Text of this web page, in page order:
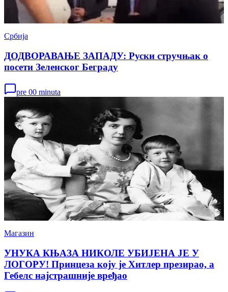
Србија
ДОДВОРАВАЊЕ ЗАПАДУ: Руски стручњак о
посети Зеленског Беграду
pre 00 minuta
Магазин
УНУКА КЊАЗА НИКОЛЕ УБИЈЕНА ЈЕ У
ЛОГОРУ! Принцеза коју је Хитлер презирао, а
Гебелс најстрашније вређао